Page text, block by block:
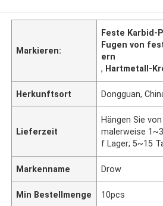
Markieren:
Feste Karbid-
Fugen von
ern
, Hartmetall-
Herkunftsort Dongguan,
Lieferzeit
Hängen Sie
malerweise
f Lager; 5~15
Markenname Drow
Min Bestellmenge 10pcs